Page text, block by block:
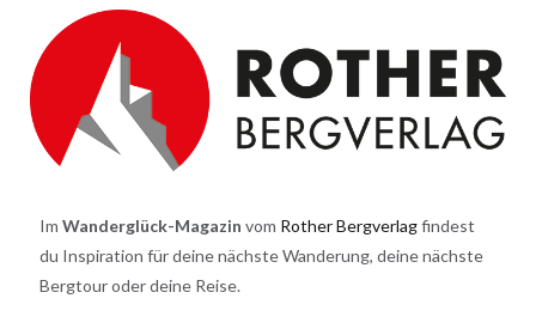
Im Wanderglück-Magazin vom Rother Bergverlagfindest
du Inspiration für deine nächste Wanderung, deine nächste
Bergtour oder deine Reise.